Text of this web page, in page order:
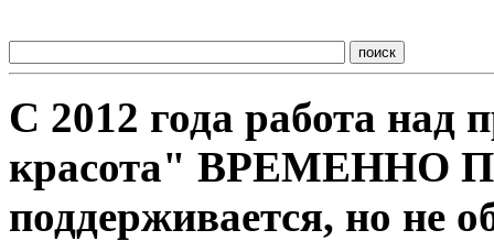
С 2012 года работа над
красота" ВРЕМЕННО
поддерживается, но не